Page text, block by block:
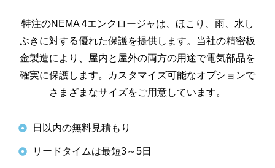
特注のNEMA 4エンクロージャは、ほこり、雨、水し
ぶきに対する優れた保護を提供します。当社の精密板
金製造により、屋内と屋外の両方の用途で電気部品を
確実に保護します。カスタマイズ可能なオプションで
さまざまなサイズをご用意しています。
日以内の無料見積もり
リードタイムは最短3～5日